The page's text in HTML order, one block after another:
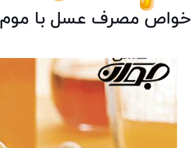
خواص مصرف عسل با موم